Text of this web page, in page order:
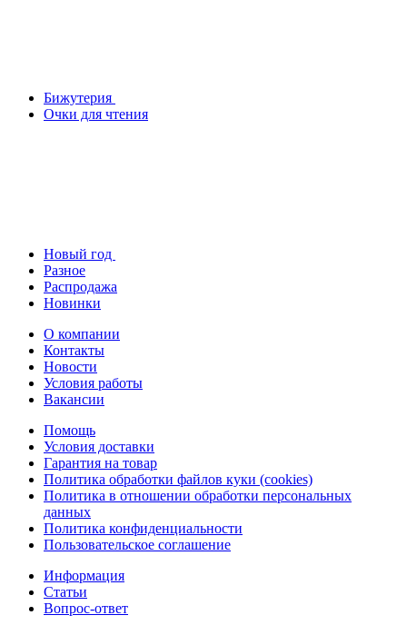
Бижутерия
Очки для чтения
Новый год
Разное
Распродажа
Новинки
О компании
Контакты
Новости
Условия работы
Вакансии
Помощь
Условия доставки
Гарантия на товар
Политика обработки файлов куки (cookies)
Политика в отношении обработки персональных
данных
Политика конфиденциальности
Пользовательское соглашение
Информация
Статьи
Вопрос-ответ